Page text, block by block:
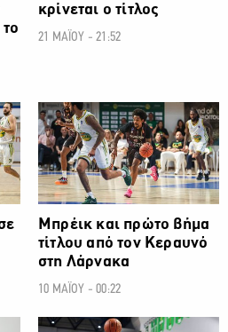
κρίνεται ο τίτλος
21 ΜΑΪΟΥ - 21:52
Μπρέικ και πρώτο βήμα
τίτλου από τον Κεραυνό
στη Λάρνακα
10 ΜΑΪΟΥ - 00:22